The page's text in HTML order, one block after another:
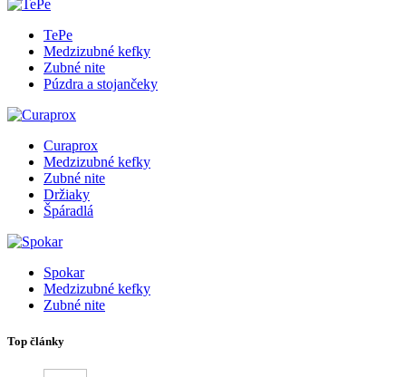
TePe
Medzizubné kefky
Zubné nite
Púzdra a stojančeky
Curaprox
Medzizubné kefky
Zubné nite
Držiaky
Špáradlá
Spokar
Medzizubné kefky
Zubné nite
Top články